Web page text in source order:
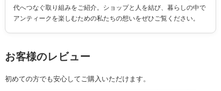
代へつなぐ取り組みをご紹介。ショップと人を結び、暮らしの中で
アンティークを楽しむための私たちの想いをぜひご覧ください。
お客様のレビュー
初めての方でも安心してご購入いただけます。